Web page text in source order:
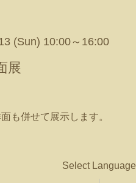
(Sun) 10:00～16:00
展
も併せて展示します。
Select Language